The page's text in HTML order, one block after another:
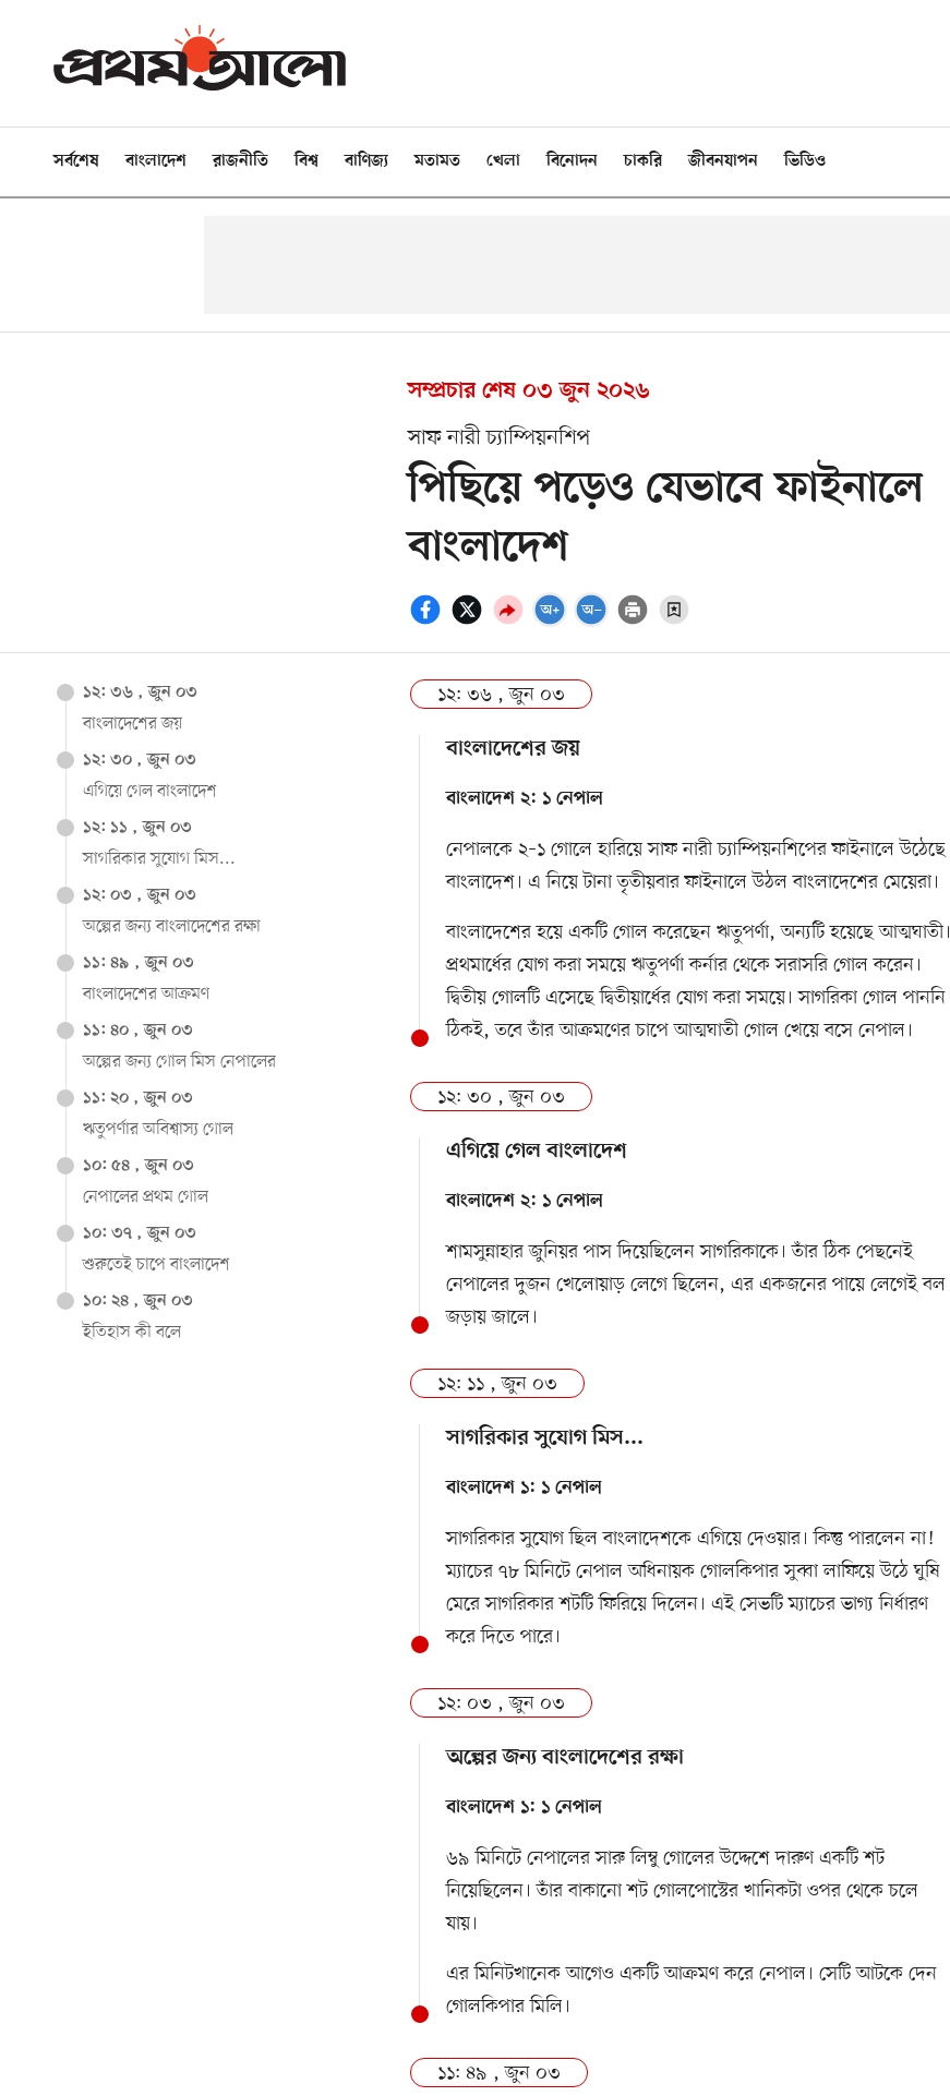
সর্বশেষ বাংলাদেশ রাজনীতি বিশ্ব বাণিজ্য মতামত খেলা বিনোদন চাকরি জীবনযাপন ভিডিও
সম্প্রচার শেষ ০৩ জুন ২০২৬
সাফ নারী চ্যাম্পিয়নশিপ
পিছিয়ে পড়েও যেভাবে ফাইনালে
বাংলাদেশ
১২: ৩৬ , জুন ০৩
বাংলাদেশের জয়
১২: ৩০ , জুন ০৩
এগিয়ে গেল বাংলাদেশ
১২: ১১ , জুন ০৩
সাগরিকার সুযোগ মিস...
১২: ০৩ , জুন ০৩
অল্পের জন্য বাংলাদেশের রক্ষা
১১: ৪৯ , জুন ০৩
বাংলাদেশের আক্রমণ
১১: ৪০ , জুন ০৩
অল্পের জন্য গোল মিস নেপালের
১১: ২০ , জুন ০৩
ঋতুপর্ণার অবিশ্বাস্য গোল
১০: ৫৪ , জুন ০৩
নেপালের প্রথম গোল
১০: ৩৭ , জুন ০৩
শুরুতেই চাপে বাংলাদেশ
১০: ২৪ , জুন ০৩
ইতিহাস কী বলে
১২: ৩৬ , জুন ০৩
বাংলাদেশের জয়
বাংলাদেশ ২: ১ নেপাল
নেপালকে ২–১ গোলে হারিয়ে সাফ নারী চ্যাম্পিয়নশিপের ফাইনালে উঠেছে
বাংলাদেশ। এ নিয়ে টানা তৃতীয়বার ফাইনালে উঠল বাংলাদেশের মেয়েরা।
বাংলাদেশের হয়ে একটি গোল করেছেন ঋতুপর্ণা, অন্যটি হয়েছে আত্মঘাতী।
প্রথমার্ধের যোগ করা সময়ে ঋতুপর্ণা কর্নার থেকে সরাসরি গোল করেন।
দ্বিতীয় গোলটি এসেছে দ্বিতীয়ার্ধের যোগ করা সময়ে। সাগরিকা গোল পাননি
ঠিকই, তবে তাঁর আক্রমণের চাপে আত্মঘাতী গোল খেয়ে বসে নেপাল।
১২: ৩০ , জুন ০৩
এগিয়ে গেল বাংলাদেশ
বাংলাদেশ ২: ১ নেপাল
শামসুন্নাহার জুনিয়র পাস দিয়েছিলেন সাগরিকাকে। তাঁর ঠিক পেছনেই
নেপালের দুজন খেলোয়াড় লেগে ছিলেন, এর একজনের পায়ে লেগেই বল
জড়ায় জালে।
১২: ১১ , জুন ০৩
সাগরিকার সুযোগ মিস...
বাংলাদেশ ১: ১ নেপাল
সাগরিকার সুযোগ ছিল বাংলাদেশকে এগিয়ে দেওয়ার। কিন্তু পারলেন না!
ম্যাচের ৭৮ মিনিটে নেপাল অধিনায়ক গোলকিপার সুব্বা লাফিয়ে উঠে ঘুষি
মেরে সাগরিকার শটটি ফিরিয়ে দিলেন। এই সেভটি ম্যাচের ভাগ্য নির্ধারণ
করে দিতে পারে।
১২: ০৩ , জুন ০৩
অল্পের জন্য বাংলাদেশের রক্ষা
বাংলাদেশ ১: ১ নেপাল
৬৯ মিনিটে নেপালের সারু লিম্বু গোলের উদ্দেশে দারুণ একটি শট
নিয়েছিলেন। তাঁর বাকানো শট গোলপোস্টের খানিকটা ওপর থেকে চলে
যায়।
এর মিনিটখানেক আগেও একটি আক্রমণ করে নেপাল। সেটি আটকে দেন
গোলকিপার মিলি।
১১: ৪৯ , জুন ০৩